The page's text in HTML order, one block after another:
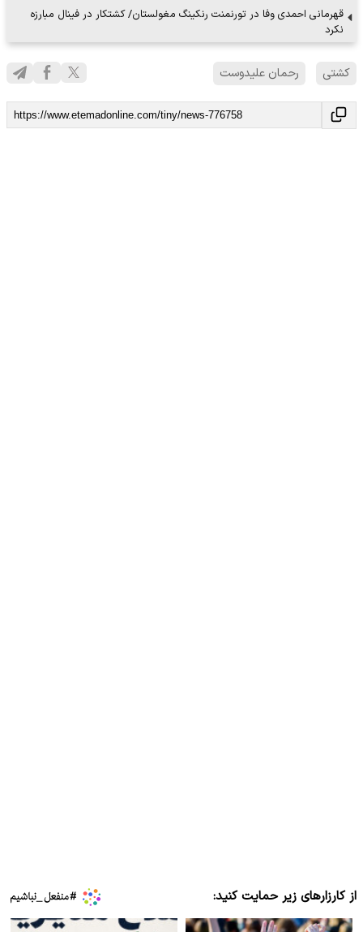
قهرمانی احمدی وفا در تورنمنت رنکینگ مغولستان/ کشتکار در فینال مبارزه
نکرد
کشتی رحمان علیدوست
از کارزارهای زیر حمایت کنید: